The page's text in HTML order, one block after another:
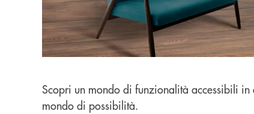
Scopri un mondo di funzionalità accessibili
mondo di possibilità.